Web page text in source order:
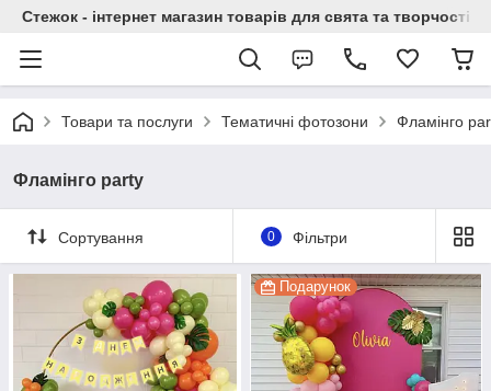
Стежок - інтернет магазин товарів для свята та творчості
Товари та послуги Тематичні фотозони Фламінго
Фламінго party
Сортування 0 Фільтри
Подарунок